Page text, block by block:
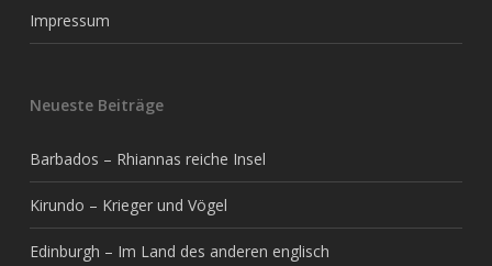
Impressum
Neueste Beiträge
Barbados – Rhiannas reiche Insel
Kirundo – Krieger und Vögel
Edinburgh – Im Land des anderen englisch